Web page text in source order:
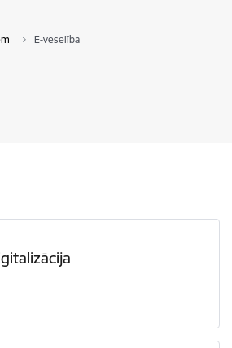
E-veselība